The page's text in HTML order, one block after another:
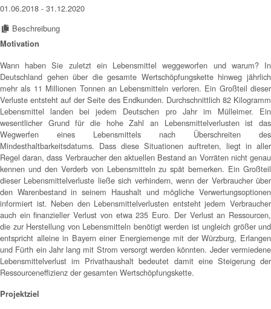
01.06.2018 - 31.12.2020
Beschreibung
Motivation
Wann haben Sie zuletzt ein Lebensmittel weggeworfen und warum? In
Deutschland gehen über die gesamte Wertschöpfungskette hinweg jährlich
mehr als 11 Millionen Tonnen an Lebensmitteln verloren. Ein Großteil dieser
Verluste entsteht auf der Seite des Endkunden. Durchschnittlich 82 Kilogramm
Lebensmittel landen bei jedem Deutschen pro Jahr im Mülleimer. Ein
wesentlicher Grund für die hohe Zahl an Lebensmittelverlusten ist das
Wegwerfen eines Lebensmittels nach Überschreiten des
Mindesthaltbarkeitsdatums. Dass diese Situationen auftreten, liegt in aller
Regel daran, dass Verbraucher den aktuellen Bestand an Vorräten nicht genau
kennen und den Verderb von Lebensmitteln zu spät bemerken. Ein Großteil
dieser Lebensmittelverluste ließe sich verhindern, wenn der Verbraucher über
den Warenbestand in seinem Haushalt und mögliche Verwertungsoptionen
informiert ist. Neben den Lebensmittelverlusten entsteht jedem Verbraucher
auch ein finanzieller Verlust von etwa 235 Euro. Der Verlust an Ressourcen,
die zur Herstellung von Lebensmitteln benötigt werden ist ungleich größer und
entspricht alleine in Bayern einer Energiemenge mit der Würzburg, Erlangen
und Fürth ein Jahr lang mit Strom versorgt werden könnten. Jeder vermiedene
Lebensmittelverlust im Privathaushalt bedeutet damit eine Steigerung der
Ressourceneffizienz der gesamten Wertschöpfungskette.
Projektziel